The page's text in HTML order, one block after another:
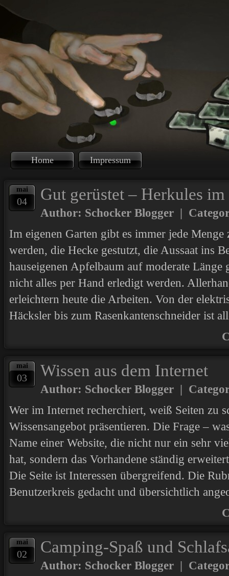
Home Impressum
mai
04 Gut gerüstet – Herkules
Author: Schocker Blogger |
Im eigenen Garten gibt es immer jede Menge
werden, die Hecke gestutzt, die Aussaat ins
hauseigenen Apfelbaum auf moderate
nicht alles per Hand erledigt werden.
erleichtern heute die Arbeiten. Von der
Häcksler bis zum Rasenkantenschneider ist
mai
03 Wissen aus dem Internet
Author: Schocker Blogger |
Wer im Internet recherchiert, weiß Seiten zu
Wissensangebot präsentieren. Die Frage –
Name einer Website, die nicht nur ein sehr
hat, sondern das Vorhandene ständig
Die Seite ist Interessen übergreifend. Die
Benutzerkreis gedacht und übersichtlich
mai
02 Camping-Spaß und
Author: Schocker Blogger |